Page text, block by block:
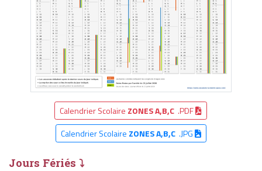
Calendrier Scolaire ZONES A,B,C .PDF
Calendrier Scolaire ZONES A,B,C.JPG
Jours Fériés ⤵